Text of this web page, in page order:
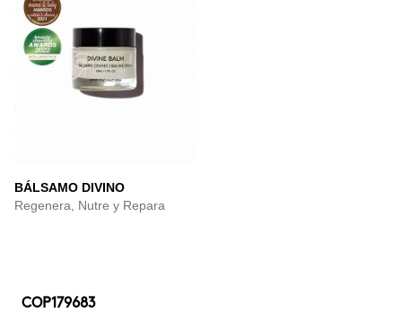
BÁLSAMO DIVINO
Regenera, Nutre y Repara
COP179683